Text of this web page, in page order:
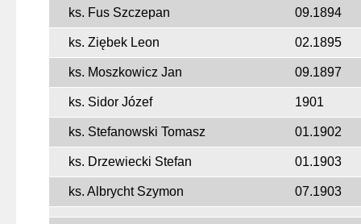
ks. Fus Szczepan 09.1894
ks. Ziębek Leon 02.1895
ks. Moszkowicz Jan 09.1897
ks. Sidor Józef 1901
ks. Stefanowski Tomasz 01.1902
ks. Drzewiecki Stefan 01.1903
ks. Albrycht Szymon 07.1903